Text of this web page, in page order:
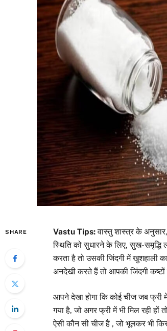
SHARE Vastu Tips:वास्तु शास्त्र के
स्थिति को सुधारने के लिए, सुख-समृद्धि
करता है तो उसकी जिंदगी में खुशहाली
अनदेखी करते हैं तो आपकी जिंदगी कष्टों
आपने देखा होगा कि कोई चीज जब फ्री
गया है, जो अगर फ्री में भी मिल रही
ऐसी कौन सी चीज हैं , जो भूलकर भी